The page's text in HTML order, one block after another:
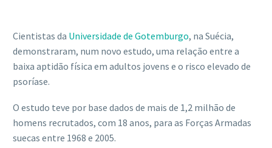
Cientistas da Universidade de Gotemburgo, na Suécia,
demonstraram, num novo estudo, uma relação entre a
baixa aptidão física em adultos jovens e o risco elevado de
psoríase.
O estudo teve por base dados de mais de 1,2 milhão de
homens recrutados, com 18 anos, para as Forças Armadas
suecas entre 1968 e 2005.